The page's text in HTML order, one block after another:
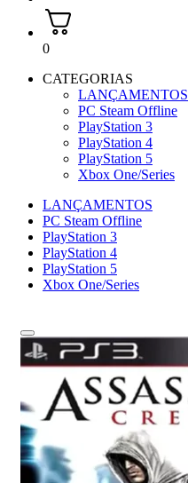
0
CATEGORIAS
LANÇAMENTOS
PC Steam Offline
PlayStation 3
PlayStation 4
PlayStation 5
Xbox One/Series
LANÇAMENTOS
PC Steam Offline
PlayStation 3
PlayStation 4
PlayStation 5
Xbox One/Series